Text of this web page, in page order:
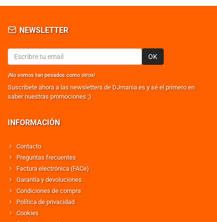
NEWSLETTER
OK
¡No somos tan pesados como otros!
Suscribete ahora a las newsletters de DJmania.es y sé el primero en
saber nuestras promociones ;)
INFORMACIÓN
Contacto
Preguntas frecuentes
Factura electrónica (FACe)
Garantía y devoluciones
Condiciones de compra
Política de privacidad
Cookies